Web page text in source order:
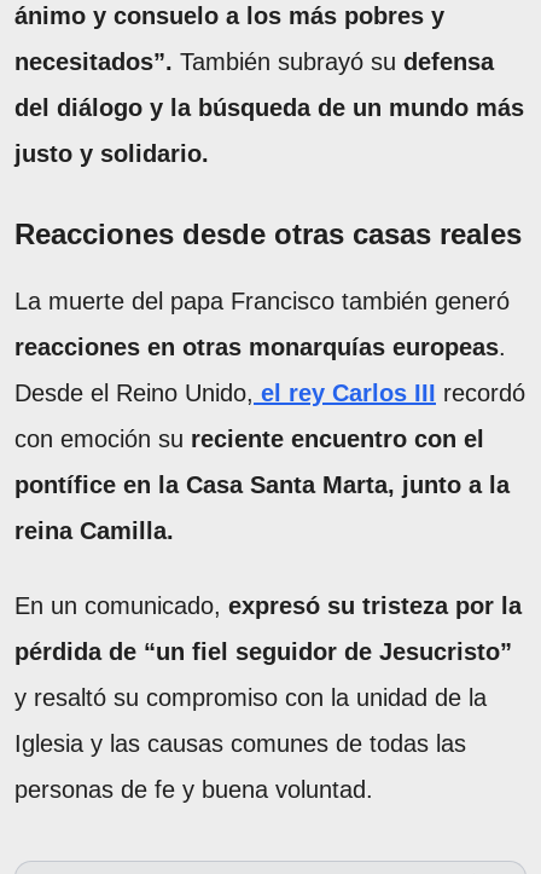
ánimo y consuelo a los más pobres y
necesitados”. También subrayó su defensa
del diálogo y la búsqueda de un mundo más
justo y solidario.
Reacciones desde otras casas reales
La muerte del papa Francisco también generó
reacciones en otras monarquías europeas.
Desde el Reino Unido, el rey Carlos III recordó
con emoción su reciente encuentro con el
pontífice en la Casa Santa Marta, junto a la
reina Camilla.
En un comunicado, expresó su tristeza por la
pérdida de “un fiel seguidor de Jesucristo”
y resaltó su compromiso con la unidad de la
Iglesia y las causas comunes de todas las
personas de fe y buena voluntad.